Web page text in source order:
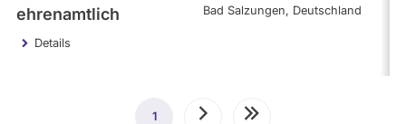
ehrenamtlich
Details
Bad Salzungen Deutschland
Seitennummerierung
Aktuelle
1 NächsteLetzte